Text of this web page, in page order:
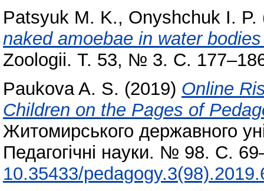
Patsyuk M. K., Onyshchuk I. P.
naked amoebae in water
Zoologii. Т. 53, № 3. С.
Paukova A. S. (2019) Online
Children on the Pages of
Житомирського державного
Педагогічні науки. № 98. С.
10.35433/